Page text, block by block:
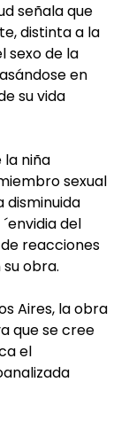
señala que
distinta a la
sexo de la
en
su vida
la niña
sexual
disminuida
del
reacciones
obra.
Aires, la obra
que se cree
el